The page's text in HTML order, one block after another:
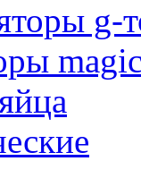
g-